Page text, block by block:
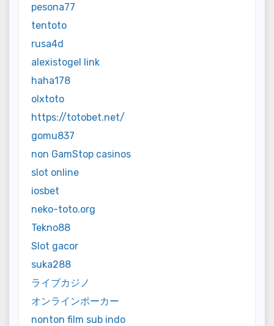
pesona77
tentoto
rusa4d
alexistogel link
haha178
olxtoto
https://totobet.net/
gomu837
non GamStop casinos
slot online
iosbet
neko-toto.org
Tekno88
Slot gacor
suka288
ライブカジノ
オンラインポーカー
nonton film sub indo